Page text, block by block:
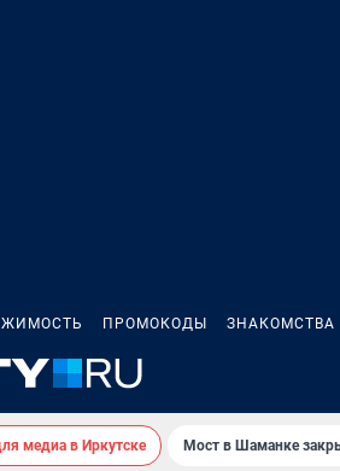
ПРОМОКОДЫ ЗНАКОМСТВА
медиа в Иркутске Мост в Шаманке